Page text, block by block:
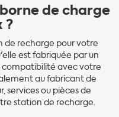
de charge
?
de recharge pour votre
est fabriquée par un
avec votre
au fabricant de
services ou pièces de
station de recharge.